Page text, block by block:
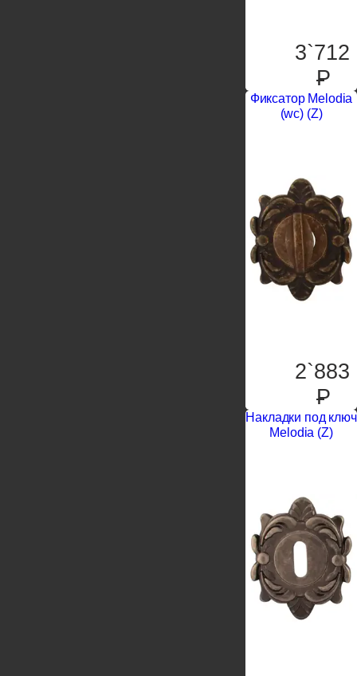
3`712
P
Фиксатор Melodia
(wc) (Z)
2`883
P
Накладки под ключ
Melodia (Z)